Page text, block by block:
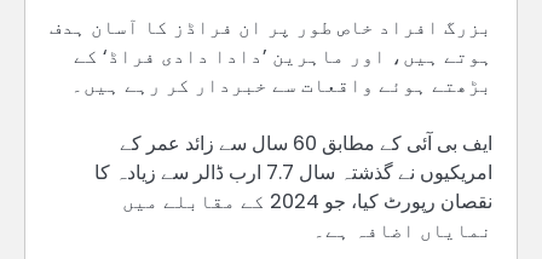
بزرگ افراد خاص طور پر ان فراڈز کا آسان ہدف
ہوتے ہیں، اور ماہرین ’دادا دادی فراڈ‘ کے
بڑھتے ہوئے واقعات سے خبردار کر رہے ہیں۔
ایف بی آئی کے مطابق 60 سال سے زائد عمر کے
امریکیوں نے گذشتہ سال 7.7 ارب ڈالر سے زیادہ کا
نقصان رپورٹ کیا، جو 2024 کے مقابلے میں
نمایاں اضافہ ہے۔